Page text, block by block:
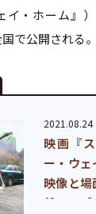
イ・ホーム』
で公開される。
2021.08.24
映画『
ー・ウェ
映像と場
禁—スパ...